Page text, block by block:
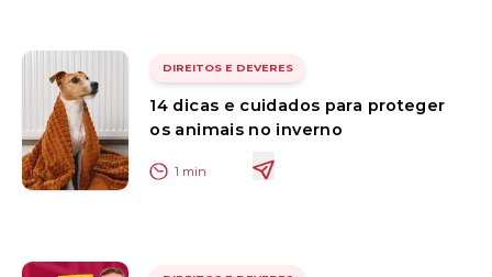
DIREITOS E DEVERES
14 dicas e cuidados para proteger
os animais no inverno
1 min